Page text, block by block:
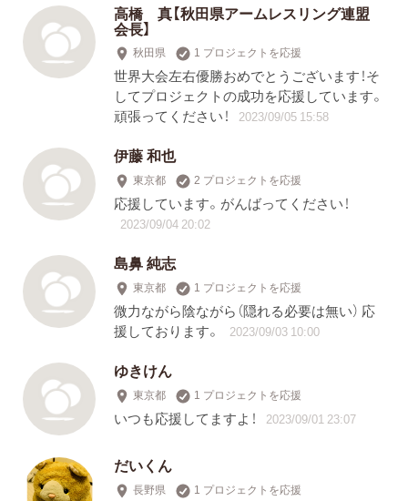
高橋 真【秋田県アームレスリング連盟
会長】
秋田県 1 プロジェクトを応援
世界大会左右優勝おめでとうございます！そ
してプロジェクトの成功を応援しています。
頑張ってください！
2023/09/05 15:58
伊藤 和也
東京都 2 プロジェクトを応援
応援しています。がんばってください！
2023/09/04 20:02
島鼻 純志
東京都 1 プロジェクトを応援
微力ながら陰ながら（隠れる必要は無い） 応
援しております。
2023/09/03 10:00
ゆきけん
東京都 1 プロジェクトを応援
いつも応援してますよ！ 2023/09/01 23:07
だいくん
長野県 1 プロジェクトを応援